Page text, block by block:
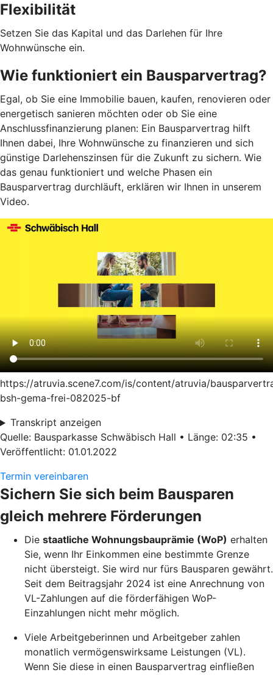
Flexibilität
Setzen Sie das Kapital und das Darlehen für Ihre
Wohnwünsche ein.
Wie funktioniert ein Bausparvertrag?
Egal, ob Sie eine Immobilie bauen, kaufen, renovieren oder
energetisch sanieren möchten oder ob Sie eine
Anschlussfinanzierung planen: Ein Bausparvertrag hilft
Ihnen dabei, Ihre Wohnwünsche zu finanzieren und sich
günstige Darlehenszinsen für die Zukunft zu sichern. Wie
das genau funktioniert und welche Phasen ein
Bausparvertrag durchläuft, erklären wir Ihnen in unserem
Video.
https://atruvia.scene7.com/is/content/atruvia/
bsh-gema-frei-082025-bf
Transkript anzeigen
Quelle: Bausparkasse Schwäbisch Hall • Länge: 02:35 •
Veröffentlicht: 01.01.2022
Termin vereinbaren
Sichern Sie sich beim Bausparen
gleich mehrere Förderungen
Die staatliche Wohnungsbauprämie (WoP) erhalten
Sie, wenn Ihr Einkommen eine bestimmte Grenze
nicht übersteigt. Sie wird nur fürs Bausparen gewährt.
Seit dem Beitragsjahr 2024 ist eine Anrechnung von
VL-Zahlungen auf die förderfähigen WoP-
Einzahlungen nicht mehr möglich.
Viele Arbeitgeberinnen und Arbeitgeber zahlen
monatlich vermögenswirksame Leistungen (VL).
Wenn Sie diese in einen Bausparvertrag einfließen